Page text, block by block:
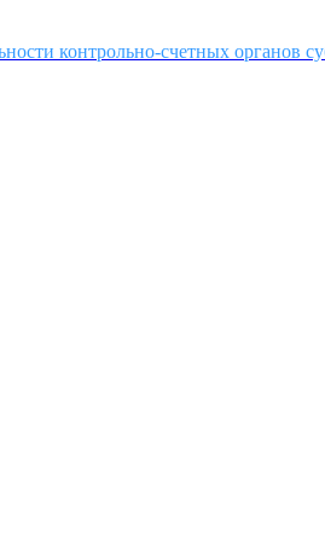
контрольно-счетных органов